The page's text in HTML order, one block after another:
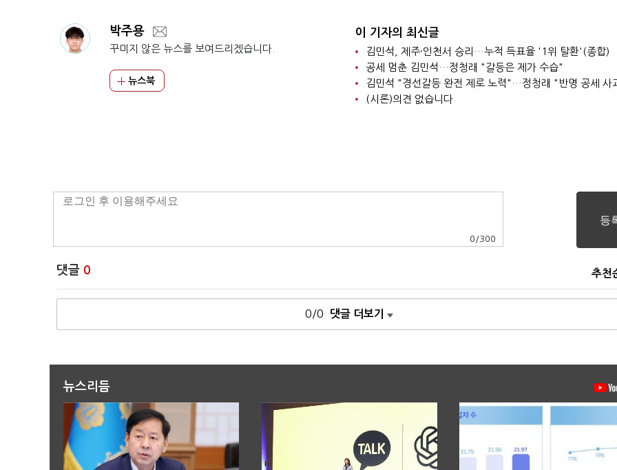
박주용
꾸미지 않은 뉴스를 보여드리겠습니다.
뉴스북
이 기자의 최신글
김민석, 제주·인천서 승리…누적 득표율 '1위 탈환'(종합)
공세 멈춘 김민석…정청래 "갈등은 제가 수습"
김민석 "경선갈등 완전 제로 노력"…정청래 "반명 공세 사
(시론)의견 없습니다
0 /300
댓글 0 추천
0/0 댓글 더보기
뉴스리듬